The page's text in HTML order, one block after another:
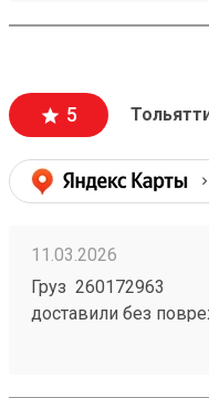
пользоваться и в
5
11.03.2026
Груз 260172963
доставили без